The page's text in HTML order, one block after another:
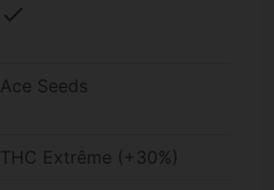
check
Ace Seeds
THC Extrême (+30%)